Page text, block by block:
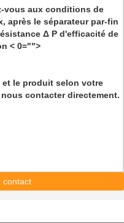
vous aux conditions de
après le séparateur par-fin
Δ P d'efficacité de
< 0="">
le produit selon votre
contacter directement.
contact